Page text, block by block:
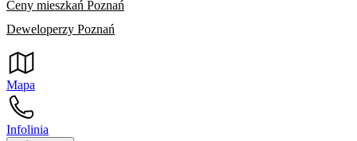
Ceny mieszkań Poznań
Deweloperzy Poznań
Mapa
Infolinia